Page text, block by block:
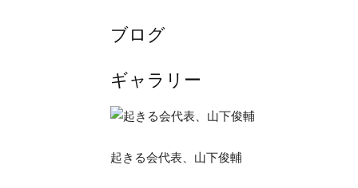
ブログ
ギャラリー
起きる会代表、山下俊輔